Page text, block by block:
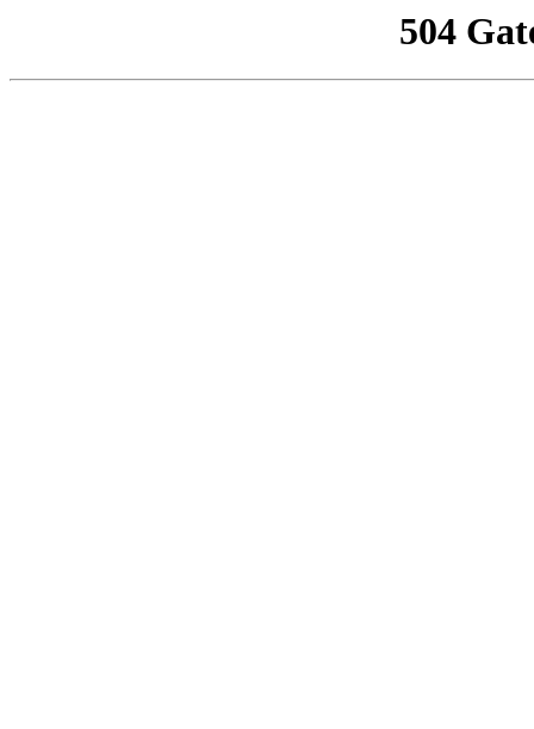
504